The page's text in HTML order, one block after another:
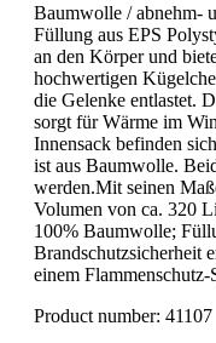
Baumwolle / abnehm-
Füllung aus EPS
an den Körper und
hochwertigen
die Gelenke entlastet.
sorgt für Wärme im
Innensack befinden
ist aus Baumwolle.
werden.Mit seinen
Volumen von ca. 320
100% Baumwolle;
Brandschutzsicherheit
einem Flammenschutz-
Product number: 41107